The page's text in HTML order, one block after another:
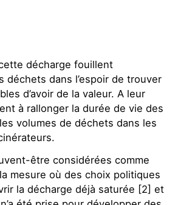
décharge fouillent
déchets dans l’espoir de trouver
d’avoir de la valeur. A leur
à rallonger la durée de vie des
volumes de déchets dans les
être considérées comme
mesure où des choix politiques
la décharge déjà saturée [2] et